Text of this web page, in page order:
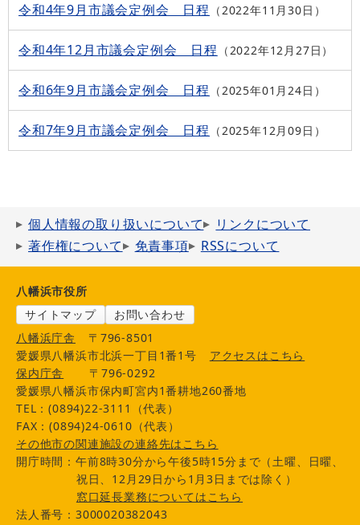
令和4年9月市議会定例会 日程 2022年11月30日
令和4年12月市議会定例会 日程 2022年12月27日
令和6年9月市議会定例会 日程 2025年01月24日
令和7年9月市議会定例会 日程 2025年12月09日
個人情報の取り扱いについて
リンクについて
著作権について
免責事項 RSSについて
八幡浜市役所
サイトマップ
お問い合わせ
八幡浜庁舎
〒796-8501
愛媛県八幡浜市北浜一丁目1番1号
アクセスはこちら
保内庁舎
〒796-0292
愛媛県八幡浜市保内町宮内1番耕地260番地
TEL：(0894)22-3111（代表）
FAX：(0894)24-0610（代表）
その他市の関連施設の連絡先はこちら
開庁時間：午前8時30分から午後5時15分まで（土曜、日曜、
祝日、12月29日から1月3日までは除く）
窓口延長業務についてはこちら
法人番号：3000020382043